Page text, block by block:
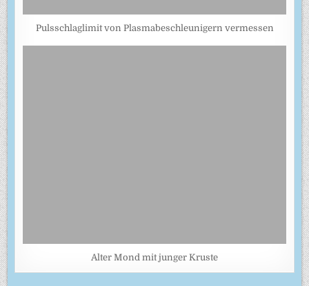
Pulsschlaglimit von Plasmabeschleunigern vermessen
Alter Mond mit junger Kruste